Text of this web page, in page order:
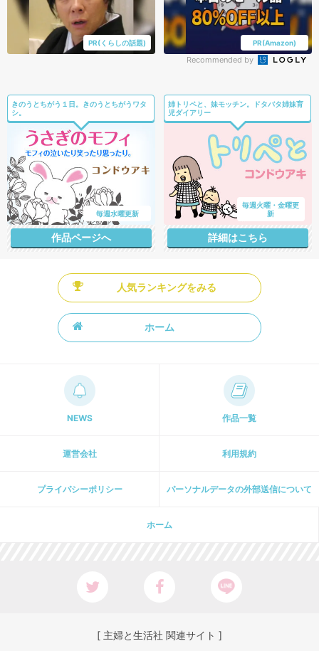
PR(くらしの話題) PR(Amazon)
Recommended by
きのうとちがう１日。きのうとちがうワタ
シ。
毎週水曜更新
作品ページへ
姉トリペと、妹モッチン。ドタバタ姉妹育
児ダイアリー
毎週火曜・金曜更
新
詳細はこちら
人気ランキングをみる
ホーム
NEWS 作品一覧
運営会社 利用規約
プライパシーポリシー パーソナルデータの外部送信について
ホーム
[ 主婦と生活社 関連サイト ]